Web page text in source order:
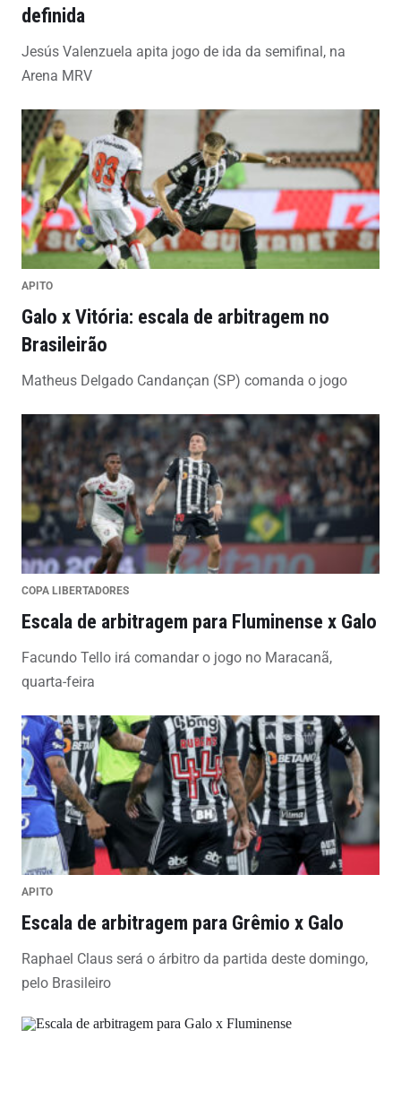
definida
Jesús Valenzuela apita jogo de ida da semifinal, na
Arena MRV
APITO
Galo x Vitória: escala de arbitragem no
Brasileirão
Matheus Delgado Candançan (SP) comanda o jogo
COPA LIBERTADORES
Escala de arbitragem para Fluminense x Galo
Facundo Tello irá comandar o jogo no Maracanã,
quarta-feira
APITO
Escala de arbitragem para Grêmio x Galo
Raphael Claus será o árbitro da partida deste domingo,
pelo Brasileiro